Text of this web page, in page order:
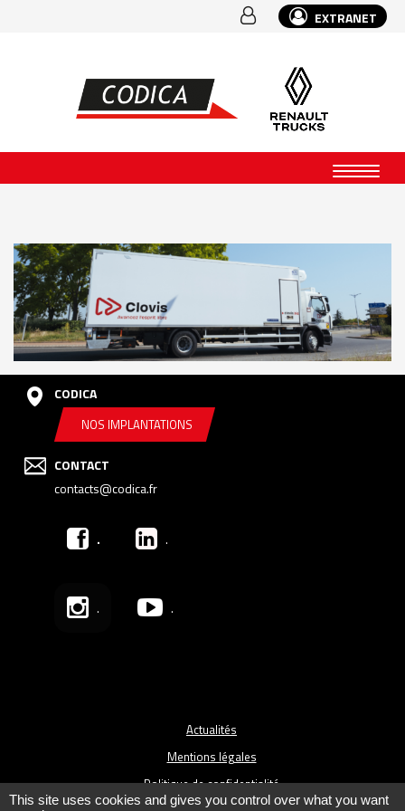
EXTRANET
CODICA
NOS IMPLANTATIONS
CONTACT
contacts@codica.fr
. .
. .
Actualités
Mentions légales
Politique de confidentialité
This site uses cookies and gives you control over what you want